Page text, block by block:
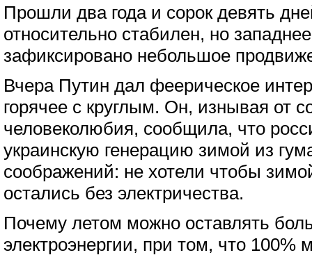
Прошли два года и сорок девять
относительно стабилен, но
зафиксировано небольшое
Вчера Путин дал феерическое
горячее с круглым. Он, изнывая от
человеколюбия, сообщила, что
украинскую генерацию зимой из
соображений: не хотели чтобы
остались без электричества.
Почему летом можно оставлять
электроэнергии, при том, что 100%